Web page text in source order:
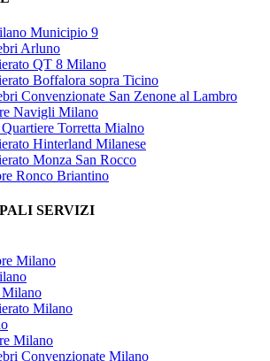
Municipio 9
Arluno
QT 8 Milano
Boffalora sopra Ticino
Convenzionate San Zenone al Lambro
Navigli Milano
Torretta Mialno
Hinterland Milanese
Monza San Rocco
Ronco Briantino
SERVIZI
Milano
Milano
Milano
Milano
Convenzionate Milano